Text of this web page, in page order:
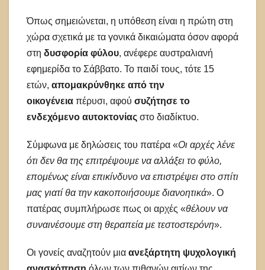
Όπως σημειώνεται, η υπόθεση είναι η πρώτη στη
χώρα σχετικά με τα γονικά δικαιώματα όσον αφορά
στη δυσφορία φύλου, ανέφερε αυστραλιανή
εφημερίδα το Σάββατο. Το παιδί τους, τότε 15
ετών, απομακρύνθηκε από την
οικογένεια πέρυσι, αφού συζήτησε το
ενδεχόμενο αυτοκτονίας στο διαδίκτυο.
Σύμφωνα με δηλώσεις του πατέρα «Οι αρχές λένε
ότι δεν θα της επιτρέψουμε να αλλάξει το φύλο,
επομένως είναι επικίνδυνο να επιστρέψει στο σπίτι
μας γιατί θα την κακοποιήσουμε διανοητικά». Ο
πατέρας συμπλήρωσε πως οι αρχές «θέλουν να
συναινέσουμε στη θεραπεία με τεστοστερόνη».
Οι γονείς αναζητούν μια ανεξάρτητη ψυχολογική